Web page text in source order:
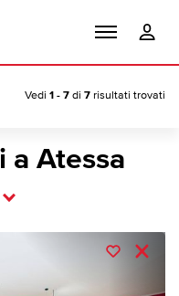
Vedi 1 - 7 di 7 risultati trovati
a Atessa